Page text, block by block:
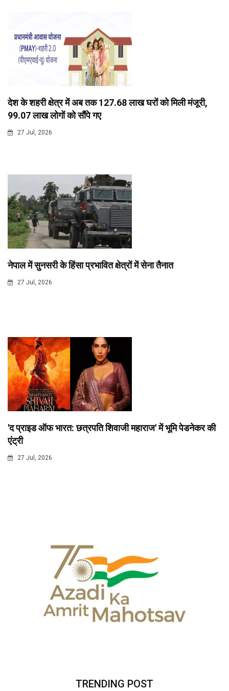
देश के शहरी क्षेत्र में अब तक 127.68 लाख घरों को मिली मंजूरी,
99.07 लाख लोगों को सौंपे गए
27 Jul, 2026
नेपाल में सुनसरी के हिंसा प्रभावित क्षेत्रों में सेना तैनात
27 Jul, 2026
'द प्राइड ऑफ भारत: छत्रपति शिवाजी महाराज' में भूमि पेडनेकर की
एंट्री
27 Jul, 2026
TRENDING POST